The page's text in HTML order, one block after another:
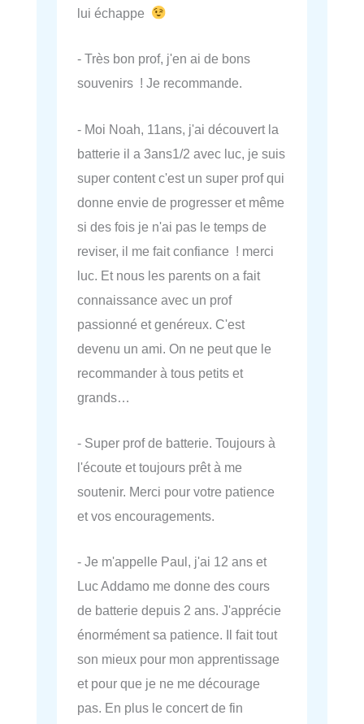
lui échappe
- Très bon prof, j'en ai de bons
souvenirs ! Je recommande.
- Moi Noah, 11ans, j'ai découvert la
batterie il a 3ans1/2 avec luc, je suis
super content c'est un super prof qui
donne envie de progresser et même
si des fois je n'ai pas le temps de
reviser, il me fait confiance ! merci
luc. Et nous les parents on a fait
connaissance avec un prof
passionné et genéreux. C'est
devenu un ami. On ne peut que le
recommander à tous petits et
grands…
- Super prof de batterie. Toujours à
l'écoute et toujours prêt à me
soutenir. Merci pour votre patience
et vos encouragements.
- Je m'appelle Paul, j'ai 12 ans et
Luc Addamo me donne des cours
de batterie depuis 2 ans. J'apprécie
énormément sa patience. Il fait tout
son mieux pour mon apprentissage
et pour que je ne me décourage
pas. En plus le concert de fin